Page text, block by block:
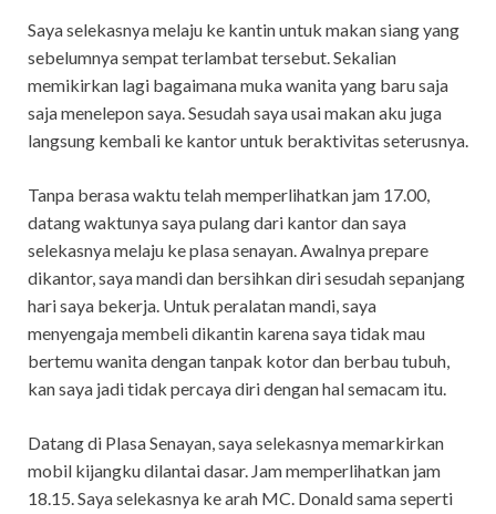
Saya selekasnya melaju ke kantin untuk makan siang yang
sebelumnya sempat terlambat tersebut. Sekalian
memikirkan lagi bagaimana muka wanita yang baru saja
saja menelepon saya. Sesudah saya usai makan aku juga
langsung kembali ke kantor untuk beraktivitas seterusnya.
Tanpa berasa waktu telah memperlihatkan jam 17.00,
datang waktunya saya pulang dari kantor dan saya
selekasnya melaju ke plasa senayan. Awalnya prepare
dikantor, saya mandi dan bersihkan diri sesudah sepanjang
hari saya bekerja. Untuk peralatan mandi, saya
menyengaja membeli dikantin karena saya tidak mau
bertemu wanita dengan tanpak kotor dan berbau tubuh,
kan saya jadi tidak percaya diri dengan hal semacam itu.
Datang di Plasa Senayan, saya selekasnya memarkirkan
mobil kijangku dilantai dasar. Jam memperlihatkan jam
18.15. Saya selekasnya ke arah MC. Donald sama seperti